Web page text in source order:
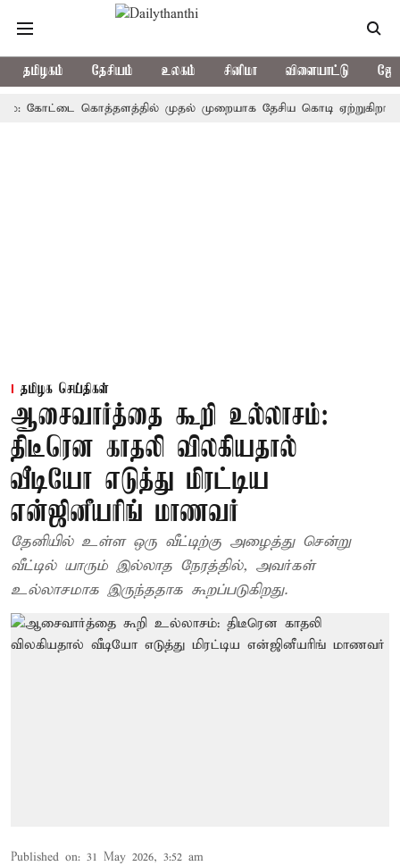
தமிழகம் தேசியம் உலகம் சினிமா விளையாட்டு
கொத்தளத்தில் முதல் முறையாக தேசிய கொடி ஏற்றுகிறார்,
தமிழக செய்திகள்
ஆசைவார்த்தை கூறி உல்லாசம்:
திடீரென காதலி விலகியதால்
வீடியோ எடுத்து மிரட்டிய
என்ஜினீயரிங் மாணவர்
தேனியில் உள்ள ஒரு வீட்டிற்கு அழைத்து சென்று
வீட்டில் யாரும் இல்லாத நேரத்தில், அவர்கள்
உல்லாசமாக இருந்ததாக கூறப்படுகிறது.
Published on: 31 May 2026, 3:52 am